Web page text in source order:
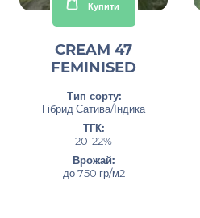
Купити
CREAM 47
FEMINISED
Тип сорту:
Гібрид Сатива/Індика
ТГК:
20-22%
Врожай:
до 750 гр/м2